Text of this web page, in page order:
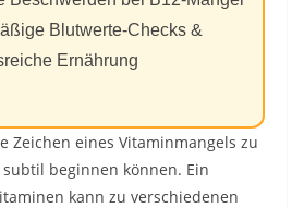
Blutwerte-Checks &
Ernährung
Zeichen eines Vitaminmangels zu
beginnen können. Ein
kann zu verschiedenen